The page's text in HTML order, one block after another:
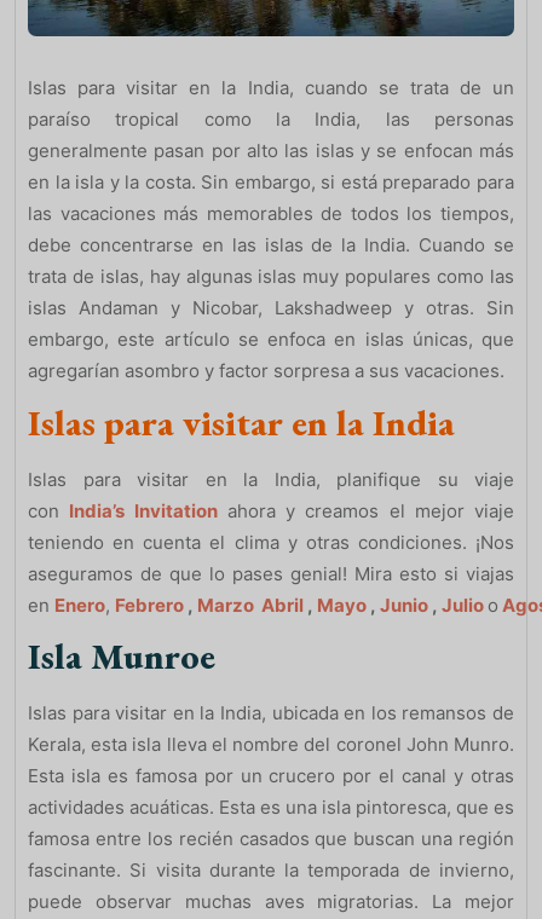
Islas para visitar en la India, cuando se trata de un
paraíso tropical como la India, las personas
generalmente pasan por alto las islas y se enfocan más
en la isla y la costa. Sin embargo, si está preparado para
las vacaciones más memorables de todos los tiempos,
debe concentrarse en las islas de la India. Cuando se
trata de islas, hay algunas islas muy populares como las
islas Andaman y Nicobar, Lakshadweep y otras. Sin
embargo, este artículo se enfoca en islas únicas, que
agregarían asombro y factor sorpresa a sus vacaciones.
Islas para visitar en la India
Islas para visitar en la India, planifique su viaje
con India’s Invitationahora y creamos el mejor viaje
teniendo en cuenta el clima y otras condiciones. ¡Nos
aseguramos de que lo pases genial! Mira esto si viajas
en Enero, Febrero , Marzo Abril , Mayo , Junio , Julio o
Isla Munroe
Islas para visitar en la India, ubicada en los remansos de
Kerala, esta isla lleva el nombre del coronel John Munro.
Esta isla es famosa por un crucero por el canal y otras
actividades acuáticas. Esta es una isla pintoresca, que es
famosa entre los recién casados ​​que buscan una región
fascinante. Si visita durante la temporada de invierno,
puede observar muchas aves migratorias. La mejor